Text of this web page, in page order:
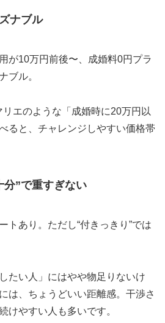
ナブル
が10万円前後〜、成婚料0円プラ
ブル。
リエのような「成婚時に20万円以
ると、チャレンジしやすい価格帯
分”で重すぎない
トあり。ただし“付きっきり”では
たい人」にはやや物足りないけ
は、ちょうどいい距離感。干渉さ
けやすい人も多いです。